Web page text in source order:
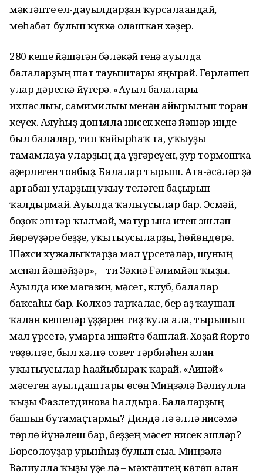
мәктәпте ел-дауылдарҙан ҡурсалағандай,
мөһабәт булып күккә олғашҡан хәҙер.
280 кеше йәшәгән бәләкәй генә ауылда
балаларҙың шат тауыштары яңғырай. Гөрләшеп
улар дәрескә йүгерә. «Ауыл балалары
ихласлығы, самимилығы менән айырылып торған
кеүек. Аяуһыҙ донъяла нисек кенә йәшәр инде
был балалар, тип ҡайғырһаҡ та, уҡыуҙы
тамамлауға уларҙың да үҙгәреүен, ҙур тормошҡа
әҙерлеген тоябыҙ. Балалар тырыш. Ата-әсәләр ҙә
артабан уларҙың уҡыу теләген баҫырып
ҡалдырмай. Ауылда ҡалыусылар бар. Эсмәй,
боҙоҡ эштәр ҡылмай, матур ғына итеп эшләп
йөрөүҙәре беҙҙе, уҡытыусыларҙы, һөйөндөрә.
Шәхси хужалыҡтарҙа мал үрсетәләр, шуның
менән йәшәйҙәр», – ти Зәкиә Ғәлимйән ҡыҙы.
Ауылда ике магазин, мәсет, клуб, балалар
баҡсаһы бар. Колхоз тарҡалғас, бер аҙ ҡаушап
ҡалған кешеләр үҙҙәрен тиҙ ҡулға ала, тырышып
мал үрсетә, умарта ишәйтә башлай. Хоҙай йорто
төҙөлгәс, был хәлгә совет тәрбиәһен алған
уҡытыусылар һағайыбыраҡ ҡарай. «Ағинәй»
мәсетен ауылдаштары өсөн Миңзәлә Вәлиулла
ҡыҙы Фазлетдинова һалдыра. Балаларҙың
башын бутамаҫтармы? Диндә лә әллә нисәмә
төрлө йүнәлеш бар, беҙҙең мәсет нисек эшләр?
Борсолоуҙар урынһыҙ булып сыға. Миңзәлә
Вәлиулла ҡыҙы үҙе лә – мәктәптең көтөп алған